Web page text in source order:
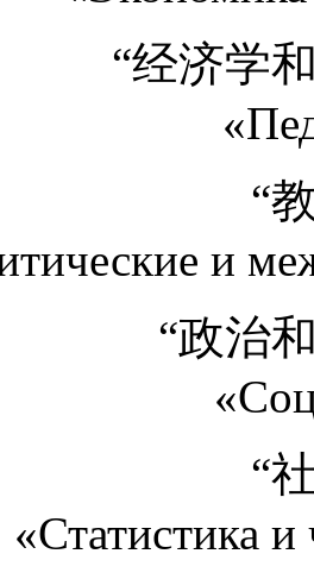
“经济学
“
и
“政治
“
«Статистика